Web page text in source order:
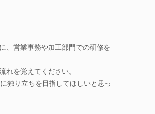
、営業事務や加工部門での研修を
れを覚えてください。
独り立ちを目指してほしいと思っ